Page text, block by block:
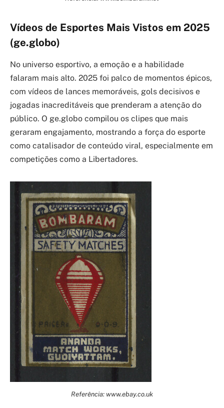
Vídeos de Esportes Mais Vistos em 2025
(ge.globo)
No universo esportivo, a emoção e a habilidade
falaram mais alto. 2025 foi palco de momentos épicos,
com vídeos de lances memoráveis, gols decisivos e
jogadas inacreditáveis que prenderam a atenção do
público. O ge.globo compilou os clipes que mais
geraram engajamento, mostrando a força do esporte
como catalisador de conteúdo viral, especialmente em
competições como a Libertadores.
Referência: www.ebay.co.uk